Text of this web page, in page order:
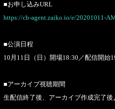
■お申し込みURL
https://cb-agent.zaiko.io/e/20201011-
■公演日程
10月11日（日）開場18:30／配信開始
■アーカイブ視聴期間
生配信終了後、アーカイブ作成完了